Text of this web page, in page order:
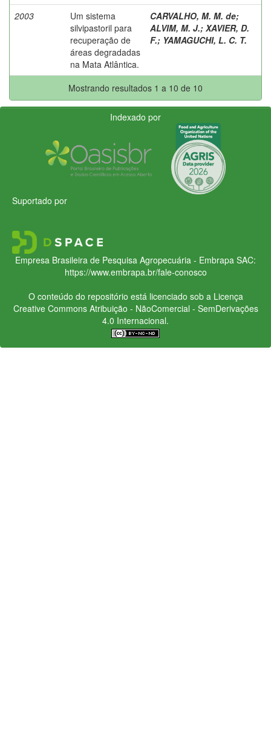
2003
Um sistema
silvipastoril para
recuperação de
áreas degradadas
na Mata Atlântica.
CARVALHO, M. M. de;
ALVIM, M. J.; XAVIER, D.
F.; YAMAGUCHI, L. C. T.
Mostrando resultados 1 a 10 de 10
Indexado por
Suportado por
Empresa Brasileira de Pesquisa Agropecuária - Embrapa SAC:
https://www.embrapa.br/fale-conosco
O conteúdo do repositório está licenciado sob a Licença
Creative CommonsAtribuição - NãoComercial - SemDerivações
4.0 Internacional.